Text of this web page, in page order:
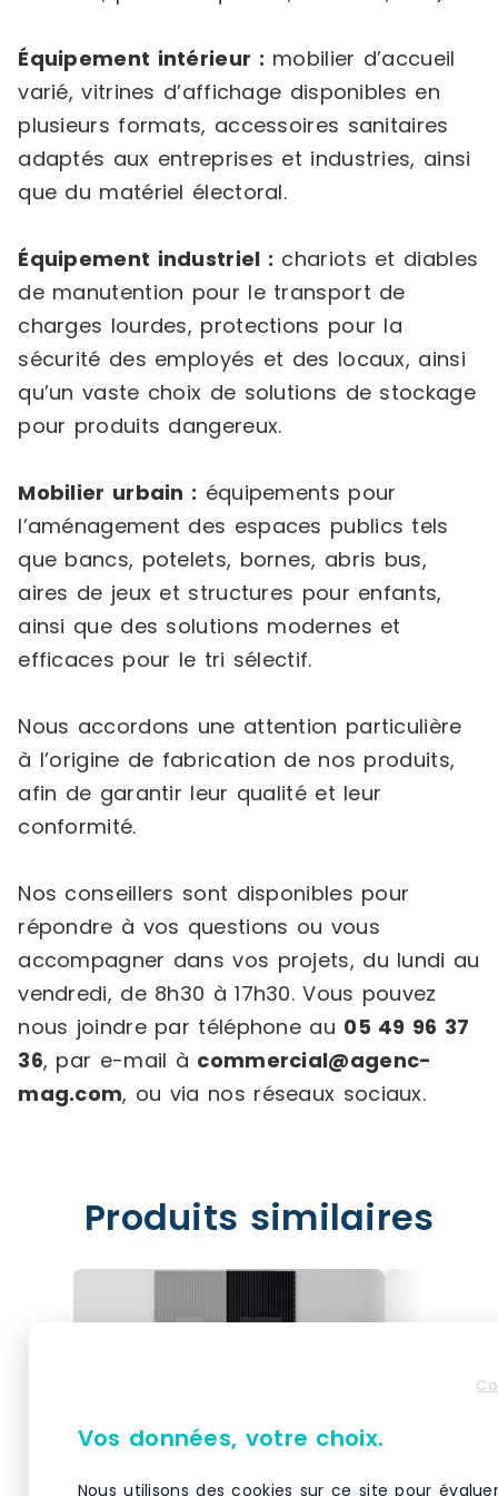
Équipement intérieur : mobilier d’accueil
varié, vitrines d’affichage disponibles en
plusieurs formats, accessoires sanitaires
adaptés aux entreprises et industries, ainsi
que du matériel électoral.
Équipement industriel : chariots et diables
de manutention pour le transport de
charges lourdes, protections pour la
sécurité des employés et des locaux, ainsi
qu’un vaste choix de solutions de stockage
pour produits dangereux.
Mobilier urbain : équipements pour
l’aménagement des espaces publics tels
que bancs, potelets, bornes, abris bus,
aires de jeux et structures pour enfants,
ainsi que des solutions modernes et
efficaces pour le tri sélectif.
Nous accordons une attention particulière
à l’origine de fabrication de nos produits,
afin de garantir leur qualité et leur
conformité.
Nos conseillers sont disponibles pour
répondre à vos questions ou vous
accompagner dans vos projets, du lundi au
vendredi, de 8h30 à 17h30. Vous pouvez
nous joindre par téléphone au 05 49 96 37
36, par e-mail à commercial@agenc-
mag.com, ou via nos réseaux sociaux.
Produits similaires
Vos données, votre choix.
Nous utilisons des cookies sur ce site pour